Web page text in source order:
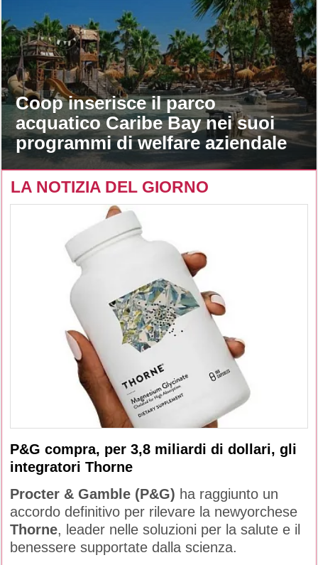
Coop inserisce il parco
acquatico Caribe Bay nei suoi
programmi di welfare aziendale
LA NOTIZIA DEL GIORNO
P&G compra, per 3,8 miliardi di dollari, gli
integratori Thorne
Procter & Gamble (P&G) ha raggiunto un
accordo definitivo per rilevare la newyorchese
Thorne, leader nelle soluzioni per la salute e il
benessere supportate dalla scienza.